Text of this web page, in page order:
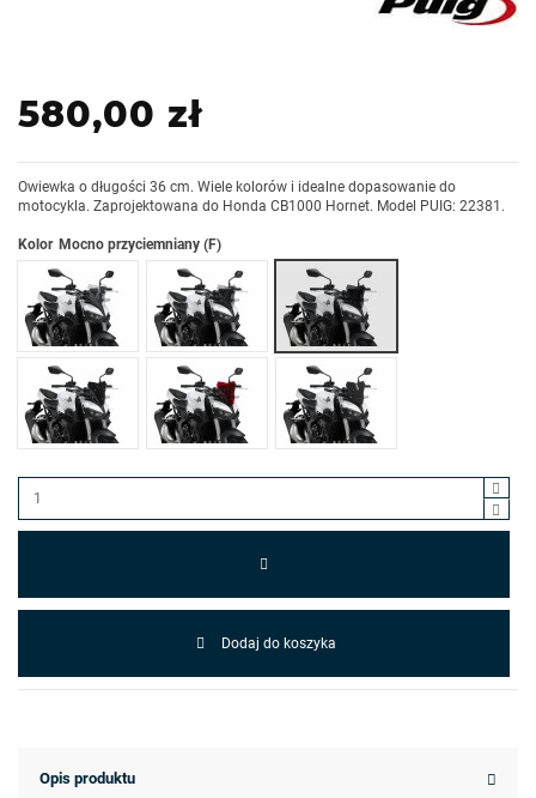
580,00 zł
Owiewka o długości 36 cm. Wiele kolorów i idealne dopasowanie do
motocykla. Zaprojektowana do Honda CB1000 Hornet. Model PUIG: 22381.
Kolor
Przezroczysty (W)
Lekko przyciemniany (H)Mocno przyciemniany (F)
Czarny (N) Czerwony (R) Czarny mat (J)
Dodaj do koszyka
Opis produktu